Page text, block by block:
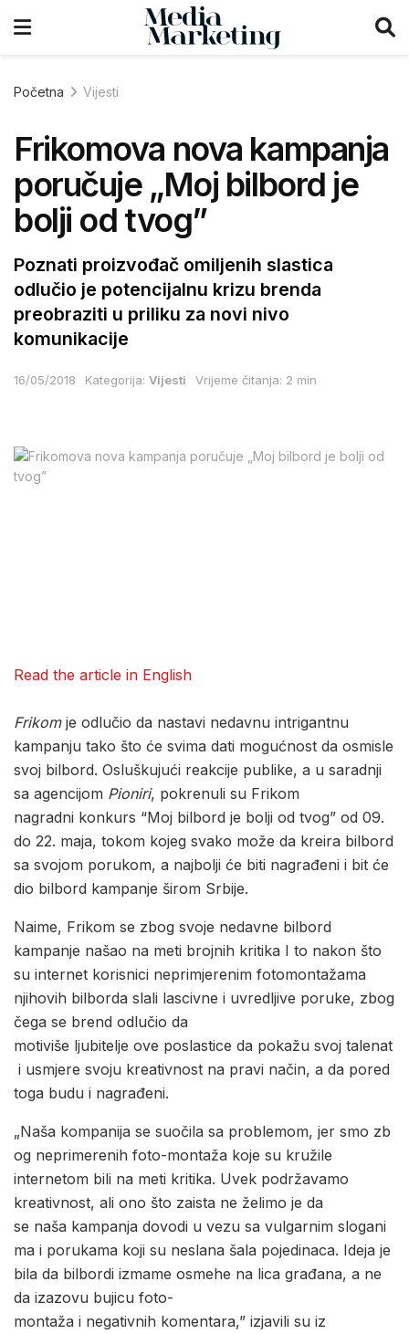
Početna Vijesti
Frikomova nova kampanja
poručuje „Moj bilbord je
bolji od tvog”
Poznati proizvođač omiljenih slastica
odlučio je potencijalnu krizu brenda
preobraziti u priliku za novi nivo
komunikacije
16/05/2018 Kategorija: Vijesti Vrijeme čitanja: 2 min
Read the article in English
Frikomje odlučio da nastavi nedavnu intrigantnu
kampanju tako što će svima dati mogućnost da osmisle
svoj bilbord. Osluškujući reakcije publike, a u saradnji
sa agencijom Pioniri, pokrenuli su Frikom
nagradni konkurs “Moj bilbord je bolji od tvog” od 09.
do 22. maja, tokom kojeg svako može da kreira bilbord
sa svojom porukom, a najbolji će biti nagrađeni i bit će
dio bilbord kampanje širom Srbije.
Naime, Frikom se zbog svoje nedavne bilbord
kampanje našao na meti brojnih kritika I to nakon što
su internet korisnici neprimjerenim fotomontažama
njihovih bilborda slali lascivne i uvredljive poruke, zbog
čega se brend odlučio da
motiviše ljubitelje ove poslastice da pokažu svoj talenat
i usmjere svoju kreativnost na pravi način, a da pored
toga budu i nagrađeni.
„Naša kompanija se suočila sa problemom, jer smo zb
og neprimerenih foto-montaža koje su kružile
internetom bili na meti kritika. Uvek podržavamo
kreativnost, ali ono što zaista ne želimo je da
se naša kampanja dovodi u vezu sa vulgarnim slogani
ma i porukama koji su neslana šala pojedinaca. Ideja je
bila da bilbordi izmame osmehe na lica građana, a ne
da izazovu bujicu foto-
montaža i negativnih komentara,” izjavili su iz